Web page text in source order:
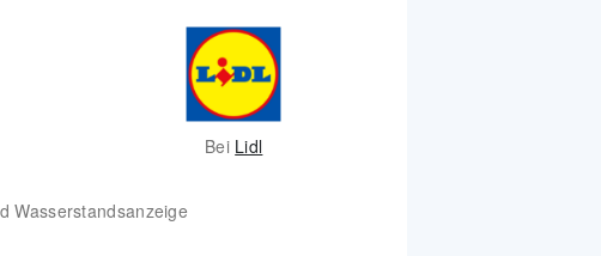
Bei Lidl
Wasserstandsanzeige